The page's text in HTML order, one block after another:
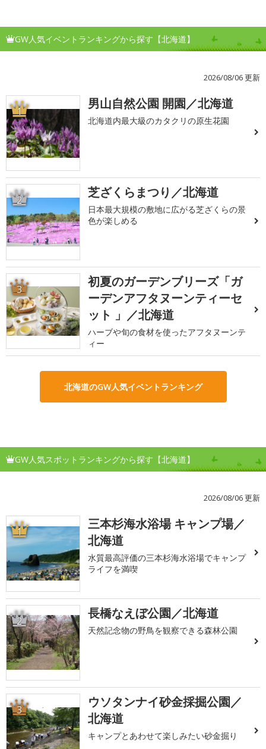
GW人気イベントランキングから探す【北海道】
2026/08/06 更新
1 男山自然公園 開園／北海道
北海道内最大級のカタクリの原生花園
2 芝ざくらまつり／北海道
日本最大規模の敷地に広がる芝ざくらの景
色が楽しめる
3
初夏のガーデンブリーズ「ガ
ーデンアフタヌーンティーセ
ット 」／北海道
ハーブや旬の食材を使ったアフタヌーンテ
ィー
北海道のGW人気イベントランキング
GW人気スポットランキングから探す【北海道】
2026/08/06 更新
1
三本杉海水浴場 キャンプ場／
北海道
水質最高評価の三本杉海水浴場でキャンプ
ライフを満喫
2 長橋なえぼ公園／北海道
天然記念物の野鳥を観察できる森林公園
3
ウソタンナイ砂金採掘公園／
北海道
キャンプとあわせて楽しみたい砂金掘り